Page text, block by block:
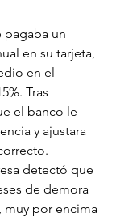
pagaba un
en su tarjeta,
en el
Tras
el banco le
y ajustara
detectó que
de demora
muy por encima